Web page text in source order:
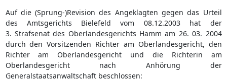
Auf die (Sprung-)Revision des Angeklagten gegen das Urteil
des Amtsgerichts Bielefeld vom 08.12.2003 hat der
3. Strafsenat des Oberlandesgerichts Hamm am 26. 03. 2004
durch den Vorsitzenden Richter am Oberlandesgericht, den
Richter am Oberlandesgericht und die Richterin am
Oberlandesgericht nach Anhörung der
Generalstaatsanwaltschaft beschlossen: